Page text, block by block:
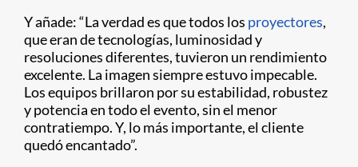
Y añade: “La verdad es que todos los proyectores,
que eran de tecnologías, luminosidad y
resoluciones diferentes, tuvieron un rendimiento
excelente. La imagen siempre estuvo impecable.
Los equipos brillaron por su estabilidad, robustez
y potencia en todo el evento, sin el menor
contratiempo. Y, lo más importante, el cliente
quedó encantado”.